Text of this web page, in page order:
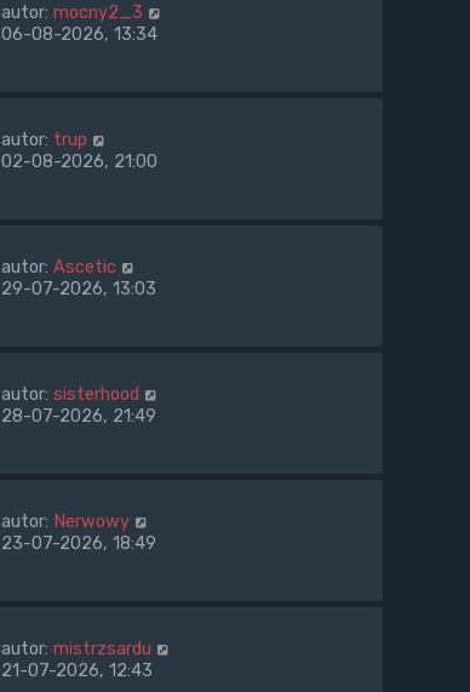
autor: mocny2_3
06-08-2026, 13:34
autor: trup
02-08-2026, 21:00
autor: Ascetic
29-07-2026, 13:03
autor: sisterhood
28-07-2026, 21:49
autor: Nerwowy
23-07-2026, 18:49
autor: mistrzsardu
21-07-2026, 12:43